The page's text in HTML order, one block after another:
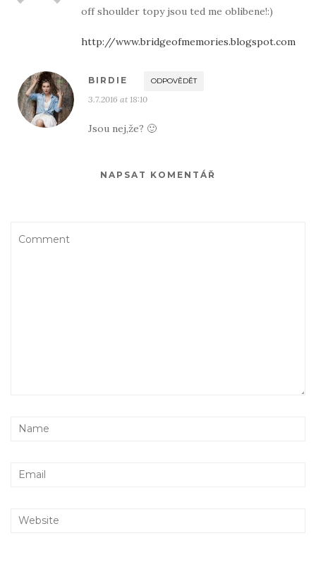
off shoulder topy jsou ted me oblibene!:)
http://www.bridgeofmemories.blogspot.com
BIRDIE ODPOVĚDĚT
3.7.2016 at 18:10
Jsou nej,že? 🙂
NAPSAT KOMENTÁŘ